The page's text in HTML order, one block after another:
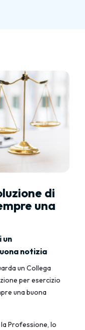
di
una
un
notizia
un Collega
per esercizio
una buona
Professione, lo